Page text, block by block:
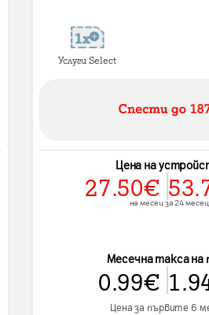
Услуги Select
Цена на
27.50€
на месец за 24
Месечна такса на
0.99€
Цена за първите 6